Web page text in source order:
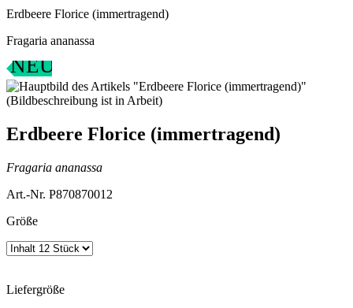
Erdbeere Florice (immertragend)
Fragaria ananassa
NEU
Erdbeere Florice (immertragend)
Fragaria ananassa
Art.-Nr. P870870012
Größe
Liefergröße